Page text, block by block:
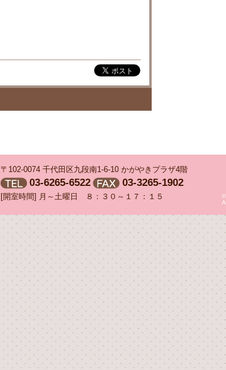
〒102-0074 千代田区九段南1-6-10 かがやきプラザ4階
03-6265-6522 03-3265-1902
[開室時間] 月～土曜日 ８：３０～１７：１５